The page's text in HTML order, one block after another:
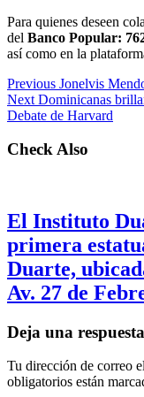
Para quienes deseen
del Banco Popular:
así como en la
Previous Jonelvis
Next Dominicanas
Debate de Harvard
Check Also
El Instituto
primera
Duarte,
Av. 27 de
Deja una respuesta
Tu dirección de correo
obligatorios están